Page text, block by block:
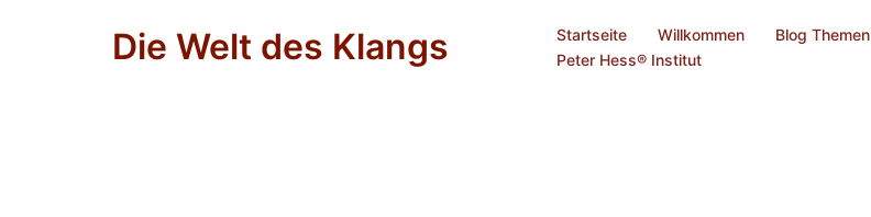
Die Welt des Klangs Startseite Willkommen Blog Themen
Peter Hess® Institut